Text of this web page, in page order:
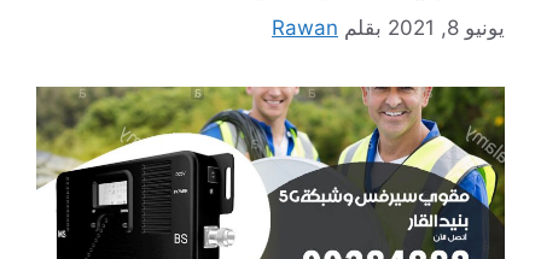
يونيو 8, 2021 بقلم Rawan